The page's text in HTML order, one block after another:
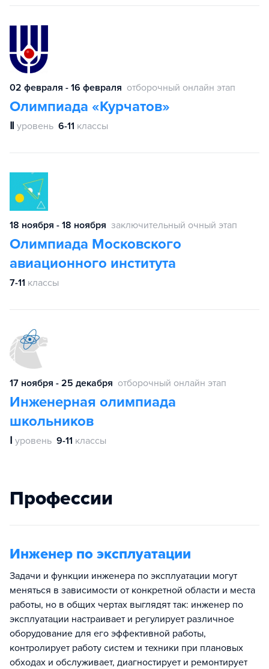
02 февраля - 16 февраля отборочный онлайн этап
Олимпиада «Курчатов»
Ⅱ уровень 6-11 классы
18 ноября - 18 ноября заключительный очный этап
Олимпиада Московского
авиационного института
7-11 классы
17 ноября - 25 декабря отборочный онлайн этап
Инженерная олимпиада
школьников
Ⅰ уровень 9-11 классы
Профессии
Инженер по эксплуатации
Задачи и функции инженера по эксплуатации могут
меняться в зависимости от конкретной области и места
работы, но в общих чертах выглядят так: инженер по
эксплуатации настраивает и регулирует различное
оборудование для его эффективной работы,
контролирует работу систем и техники при плановых
обходах и обслуживает, диагностирует и ремонтирует